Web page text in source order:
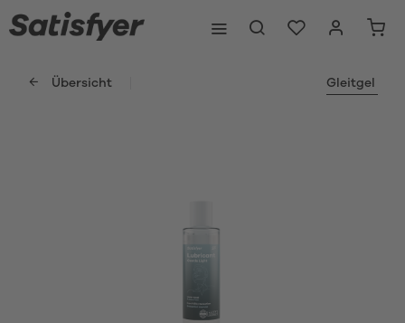
Übersicht Gleitgel